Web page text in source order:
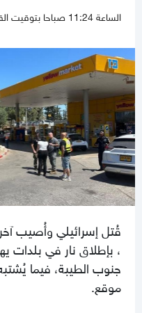
الساعة 11:24 صباحا بتوقيت القدس
، بإطلاق نار في بلدات
جنوب الطيبة، فيما
موقع.